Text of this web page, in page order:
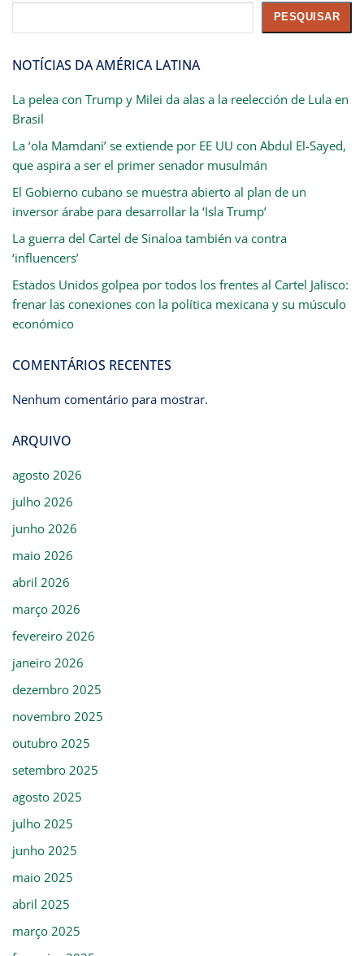
PESQUISAR
NOTÍCIAS DA AMÉRICA LATINA
La pelea con Trump y Milei da alas a la reelección de Lula en
Brasil
La ‘ola Mamdani’ se extiende por EE UU con Abdul El-Sayed,
que aspira a ser el primer senador musulmán
El Gobierno cubano se muestra abierto al plan de un
inversor árabe para desarrollar la ‘Isla Trump’
La guerra del Cartel de Sinaloa también va contra
‘influencers’
Estados Unidos golpea por todos los frentes al Cartel Jalisco:
frenar las conexiones con la política mexicana y su músculo
económico
COMENTÁRIOS RECENTES
Nenhum comentário para mostrar.
ARQUIVO
agosto 2026
julho 2026
junho 2026
maio 2026
abril 2026
março 2026
fevereiro 2026
janeiro 2026
dezembro 2025
novembro 2025
outubro 2025
setembro 2025
agosto 2025
julho 2025
junho 2025
maio 2025
abril 2025
março 2025